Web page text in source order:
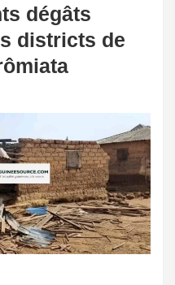
dégâts
districts de